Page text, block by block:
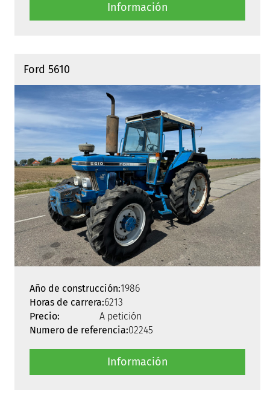
Información
Ford 5610
Año de construcción:1986
Horas de carrera:6213
Precio:
A petición
Numero de referencia:02245
Información